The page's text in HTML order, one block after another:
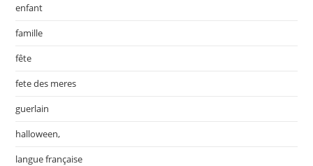
enfant
famille
fête
fete des meres
guerlain
halloween,
langue française